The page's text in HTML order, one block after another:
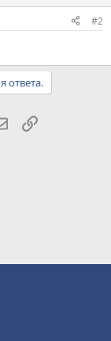
#2
ответа.
Электронная
Ссылка